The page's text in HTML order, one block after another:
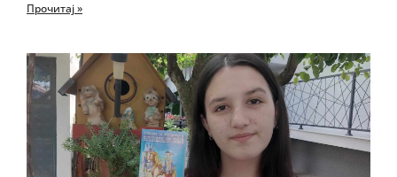
Прочитај »